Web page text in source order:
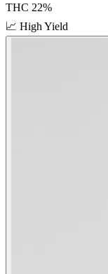
THC 22%
📈 High Yield